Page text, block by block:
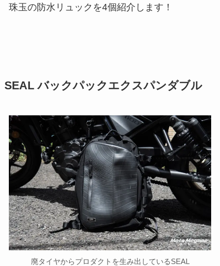
珠玉の防水リュックを4個紹介します！
SEAL バックパックエクスパンダブル
廃タイヤからプロダクトを生み出しているSEAL